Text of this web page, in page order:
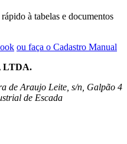
à tabelas e documentos
ou faça o Cadastro Manual
LTDA.
de Araujo Leite, s/n, Galpão 4
de Escada